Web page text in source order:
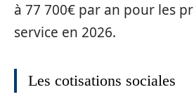
à 77 700€ par an pour les
service en 2026.
Les cotisations sociales